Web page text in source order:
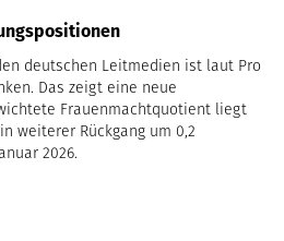
deutschen Leitmedien ist laut Pro
Das zeigt eine neue
Frauenmachtquotient liegt
weiterer Rückgang um 0,2
2026.